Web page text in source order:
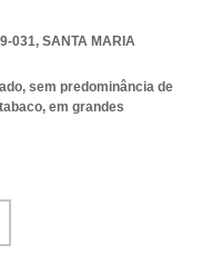
031, SANTA MARIA
sem predominância de
em grandes